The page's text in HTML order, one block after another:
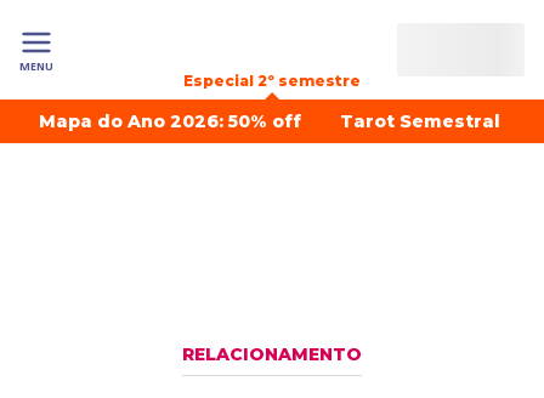
MENU
Especial 2º semestre
Mapa do Ano 2026: 50% off Tarot Semestral
RELACIONAMENTO